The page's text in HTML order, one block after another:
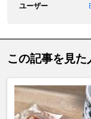
ユーザー
この記事を見た